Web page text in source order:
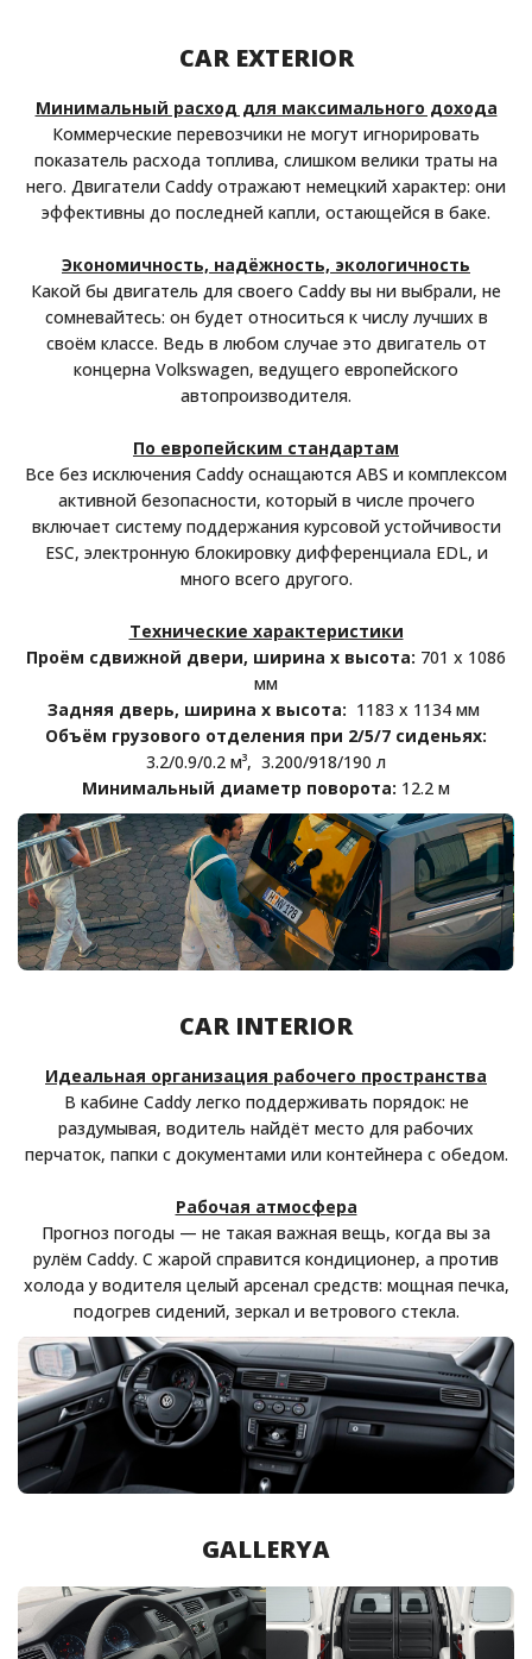
CAR EXTERIOR
Минимальный расход для максимального дохода
Коммерческие перевозчики не могут игнорировать
показатель расхода топлива, слишком велики траты на
него. Двигатели Caddy отражают немецкий характер: они
эффективны до последней капли, остающейся в баке.
Экономичность, надёжность, экологичность
Какой бы двигатель для своего Caddy вы ни выбрали, не
сомневайтесь: он будет относиться к числу лучших в
своём классе. Ведь в любом случае это двигатель от
концерна Volkswagen, ведущего европейского
автопроизводителя.
По европейским стандартам
Все без исключения Caddy оснащаются ABS и комплексом
активной безопасности, который в числе прочего
включает систему поддержания курсовой устойчивости
ESC, электронную блокировку дифференциала EDL, и
много всего другого.
Технические характеристики
Проём сдвижной двери, ширина х высота: 701 х 1086
мм
Задняя дверь, ширина х высота: 1183 х 1134 мм
Объём грузового отделения при 2/5/7 сиденьях:
3.2/0.9/0.2 м³, 3.200/918/190 л
Минимальный диаметр поворота: 12.2 м
CAR INTERIOR
Идеальная организация рабочего пространства
В кабине Caddy легко поддерживать порядок: не
раздумывая, водитель найдёт место для рабочих
перчаток, папки с документами или контейнера с обедом.
Рабочая атмосфера
Прогноз погоды — не такая важная вещь, когда вы за
рулём Caddy. С жарой справится кондиционер, а против
холода у водителя целый арсенал средств: мощная печка,
подогрев сидений, зеркал и ветрового стекла.
GALLERYA